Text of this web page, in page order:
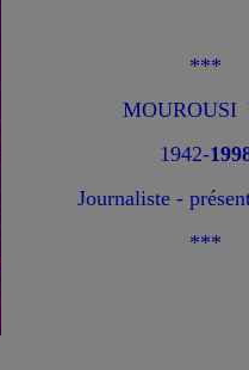
***
MOUROUSI
1942-
Journaliste -
***